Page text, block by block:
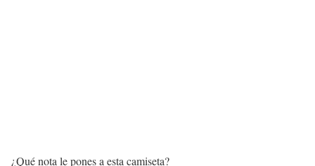
¿Qué nota le pones a esta camiseta?